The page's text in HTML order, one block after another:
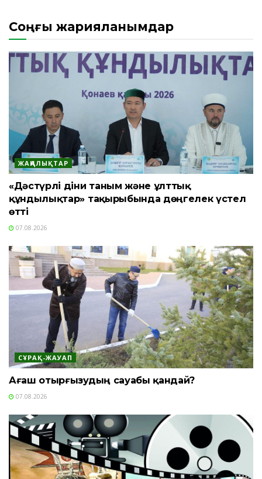
Соңғы жарияланымдар
ЖАҢАЛЫҚТАР
«Дәстүрлі діни таным және ұлттық
құндылықтар» тақырыбында дөңгелек үстел
өтті
07.08.2026
СҰРАҚ-ЖАУАП
Ағаш отырғызудың сауабы қандай?
07.08.2026